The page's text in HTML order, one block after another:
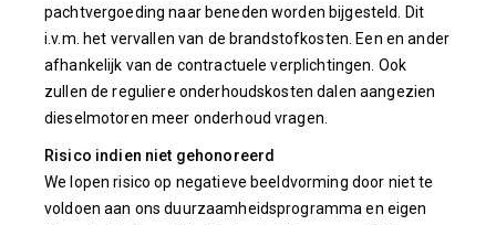
pachtvergoeding naar beneden worden bijgesteld. Dit
i.v.m. het vervallen van de brandstofkosten. Een en ander
afhankelijk van de contractuele verplichtingen. Ook
zullen de reguliere onderhoudskosten dalen aangezien
dieselmotoren meer onderhoud vragen.
Risico indien niet gehonoreerd
We lopen risico op negatieve beeldvorming door niet te
voldoen aan ons duurzaamheidsprogramma en eigen